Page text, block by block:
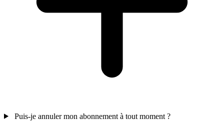
Puis-je annuler mon abonnement à tout moment ?